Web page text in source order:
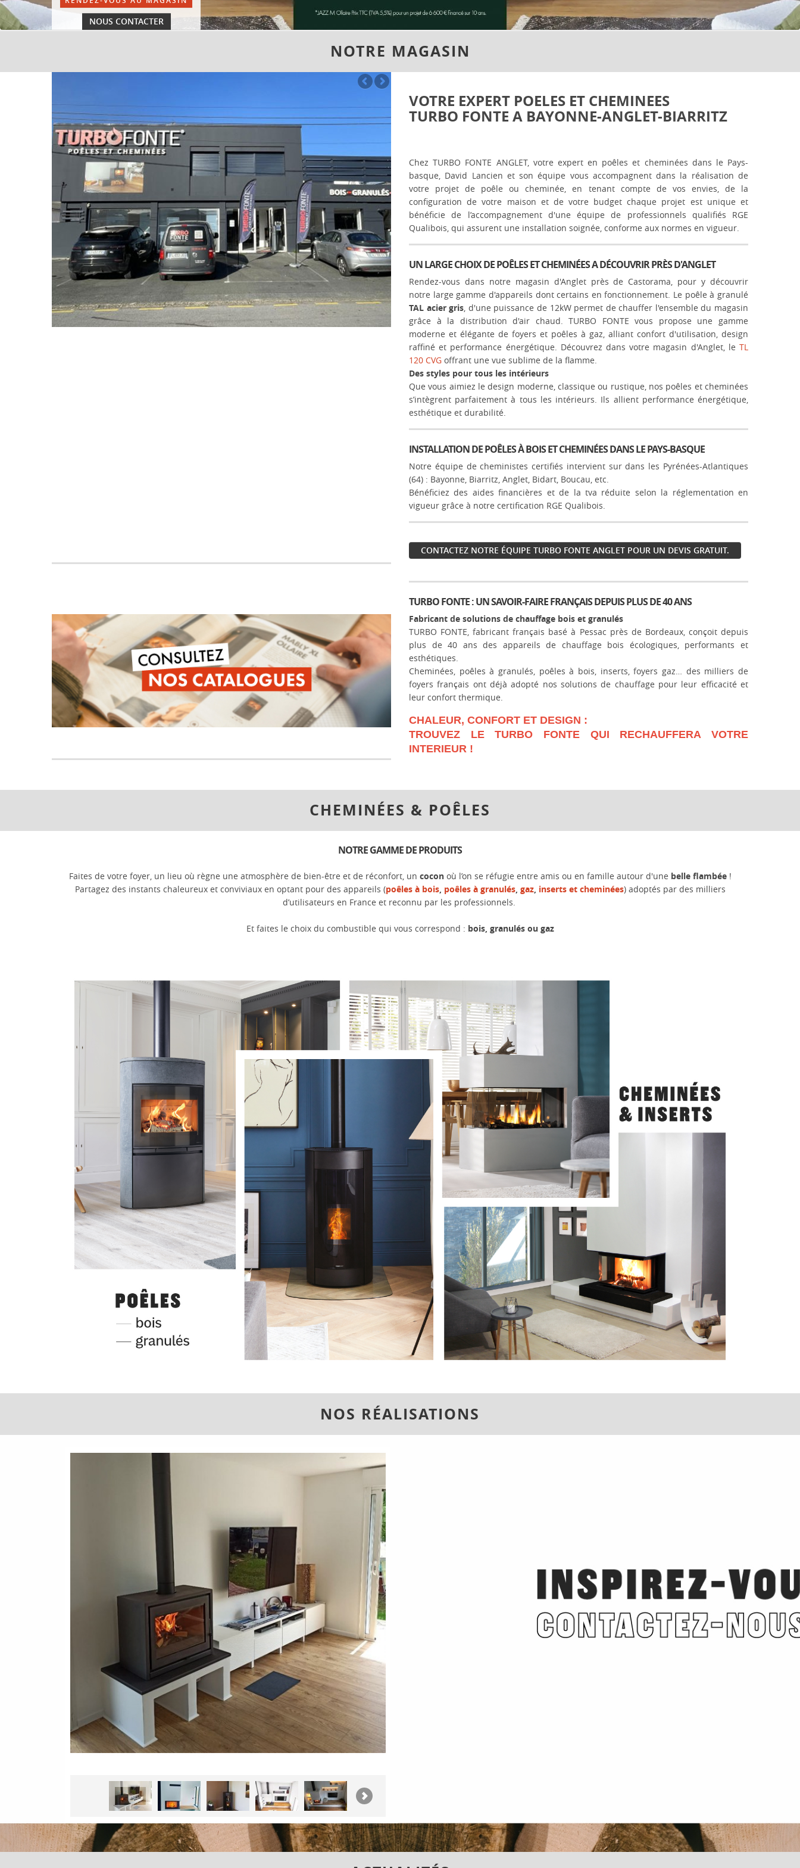
NOUS CONTACTER
NOTRE MAGASIN
VOTRE EXPERT POELES ET CHEMINEES
TURBO FONTE A BAYONNE-ANGLET-BIARRITZ
Chez TURBO FONTE ANGLET, votre expert en poêles et cheminées dans le Pays-
basque, David Lancien et son équipe vous accompagnent dans la réalisation de
votre projet de poêle ou cheminée, en tenant compte de vos envies, de la
configuration de votre maison et de votre budget chaque projet est unique et
bénéficie de l’accompagnement d'une équipe de professionnels qualifiés RGE
Qualibois, qui assurent une installation soignée, conforme aux normes en vigueur.
UN LARGE CHOIX DE POÊLES ET CHEMINÉES A DÉCOUVRIR PRÈS D'ANGLET
Rendez-vous dans notre magasin d'Anglet près de Castorama, pour y découvrir
notre large gamme d'appareils dont certains en fonctionnement. Le poêle à granulé
TAL acier gris , d'une puissance de 12kW permet de chauffer l'ensemble du magasin
grâce à la distribution d'air chaud. TURBO FONTE vous propose une gamme
moderne et élégante de foyers et poêles à gaz, alliant confort d'utilisation, design
raffiné et performance énergétique. Découvrez dans votre magasin d'Anglet, le TL
120 CVG offrant une vue sublime de la flamme.
Des styles pour tous les intérieurs
Que vous aimiez le design moderne, classique ou rustique, nos poêles et cheminées
s’intègrent parfaitement à tous les intérieurs. Ils allient performance énergétique,
esthétique et durabilité.
INSTALLATION DE POÊLES À BOIS ET CHEMINÉES DANS LE PAYS-BASQUE
Notre équipe de cheministes certifiés intervient sur dans les Pyrénées-Atlantiques
(64) : Bayonne, Biarritz, Anglet, Bidart, Boucau, etc.
Bénéficiez des aides financières et de la tva réduite selon la réglementation en
vigueur grâce à notre certification RGE Qualibois.
CONTACTEZ NOTRE ÉQUIPE TURBO FONTE ANGLET POUR UN DEVIS GRATUIT.
TURBO FONTE : UN SAVOIR-FAIRE FRANÇAIS DEPUIS PLUS DE 40 ANS
Fabricant de solutions de chauffage bois et granulés
TURBO FONTE, fabricant français basé à Pessac près de Bordeaux, conçoit depuis
plus de 40 ans des appareils de chauffage bois écologiques, performants et
esthétiques.
Cheminées, poêles à granulés, poêles à bois, inserts, foyers gaz… des milliers de
foyers français ont déjà adopté nos solutions de chauffage pour leur efficacité et
leur confort thermique.
CHALEUR, CONFORT ET DESIGN :
TROUVEZ LE TURBO FONTE QUI RECHAUFFERA VOTRE
INTERIEUR !
CHEMINÉES & POÊLES
NOTRE GAMME DE PRODUITS
Faites de votre foyer, un lieu où règne une atmosphère de bien-être et de réconfort, un cocon où l’on se réfugie entre amis ou en famille autour d'une belle flambée!
Partagez des instants chaleureux et conviviaux en optant pour des appareils (poêles à bois, poêles à granulés, gaz, inserts et cheminées) adoptés par des milliers
d’utilisateurs en France et reconnu par les professionnels.
Et faites le choix du combustible qui vous correspond : bois, granulés ou gaz
NOS RÉALISATIONS